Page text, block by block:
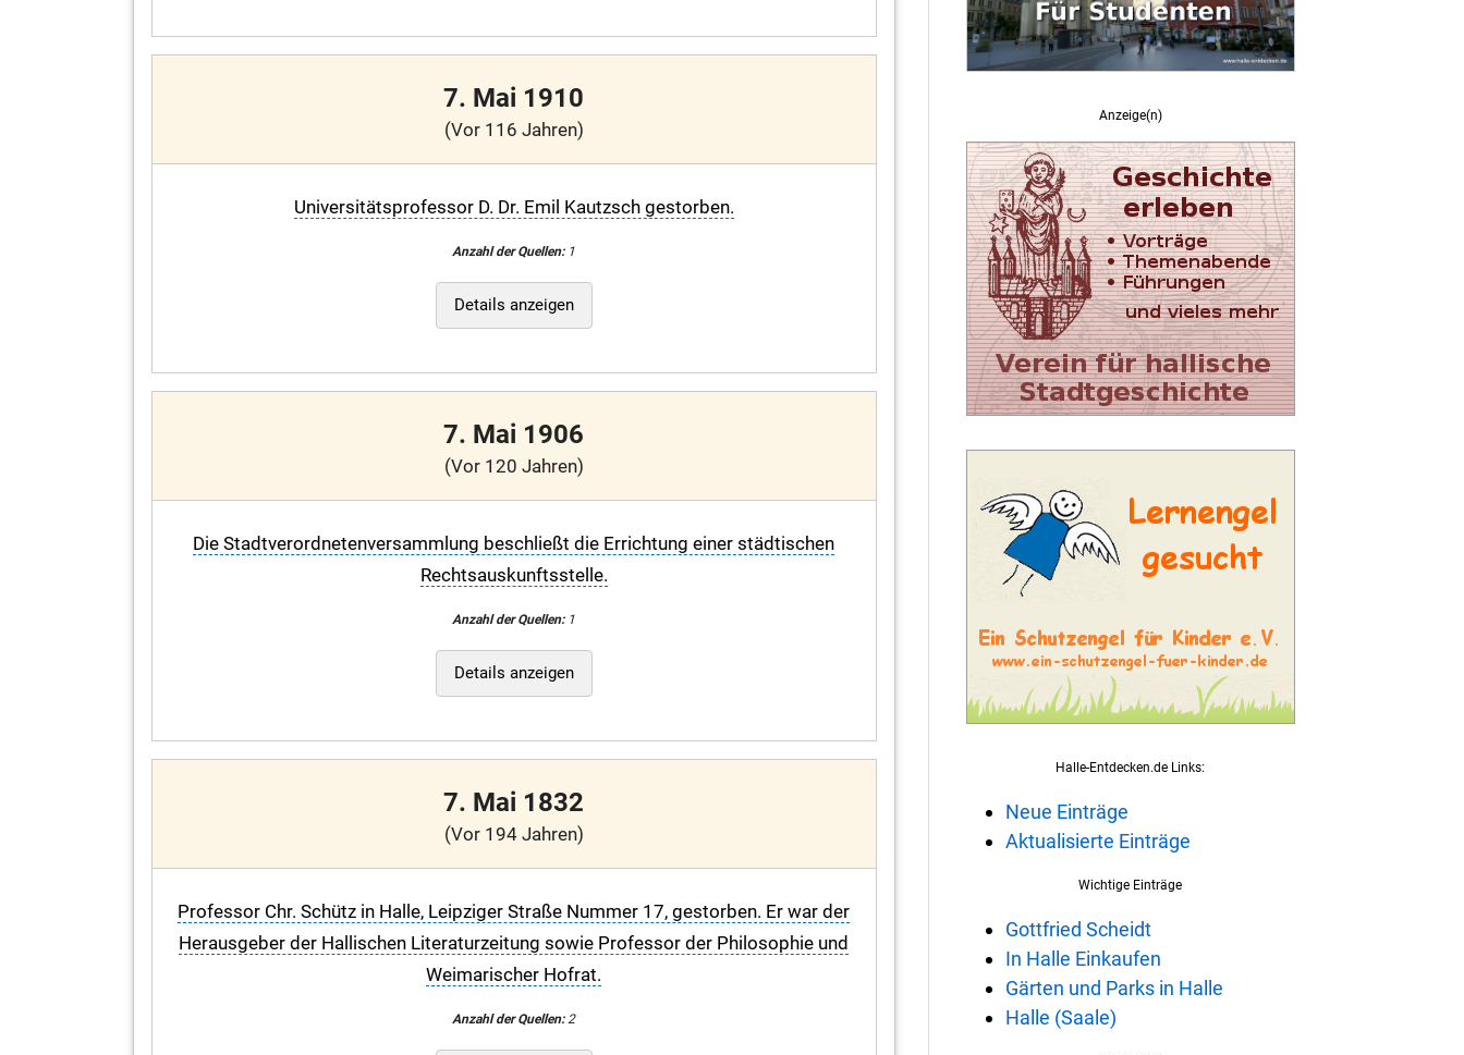
7. Mai 1910
(Vor 116 Jahren)
Universitätsprofessor D. Dr. Emil Kautzsch gestorben.
Anzahl der Quellen:1
Details anzeigen
7. Mai 1906
(Vor 120 Jahren)
Die Stadtverordnetenversammlung beschließt die Errichtung einer städtischen
Rechtsauskunftsstelle.
Anzahl der Quellen:1
Details anzeigen
7. Mai 1832
(Vor 194 Jahren)
Professor Chr. Schütz in Halle, Leipziger Straße Nummer 17, gestorben. Er war der
Herausgeber der Hallischen Literaturzeitung sowie Professor der Philosophie und
Weimarischer Hofrat.
Anzahl der Quellen:2
Anzeige(n)
Halle-Entdecken.de Links:
Neue Einträge
Aktualisierte Einträge
Wichtige Einträge
Gottfried Scheidt
In Halle Einkaufen
Gärten und Parks in Halle
Halle (Saale)